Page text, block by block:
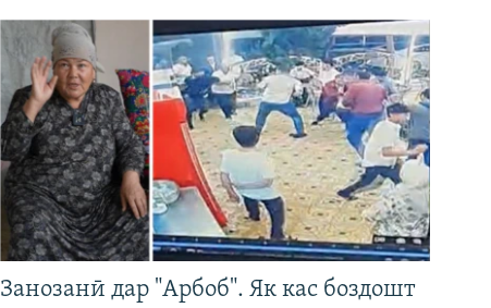
Занозанӣ дар "Арбоб". Як кас боздошт